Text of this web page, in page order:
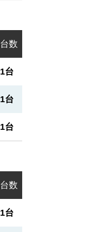
台数
1台
1台
1台
台数
1台